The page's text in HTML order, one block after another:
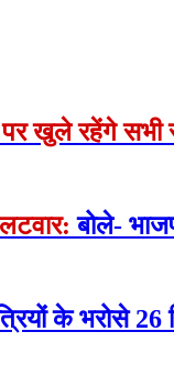
पर खुले रहेंगे सभी
बोले-
के भरोसे